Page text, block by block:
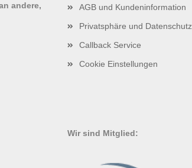
andere,
AGB und Kundeninformation
Privatsphäre und Datenschutz
Callback Service
Cookie Einstellungen
Wir sind Mitglied: